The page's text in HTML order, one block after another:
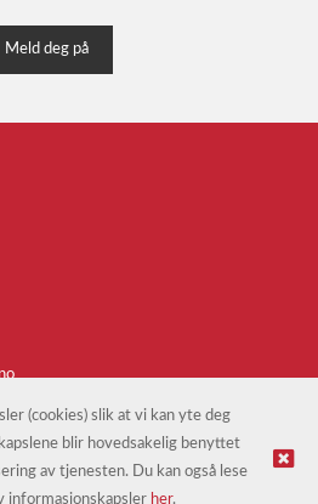
Meld deg på
| Nettbutikk levert av Kréatif
(cookies) slik at vi kan yte deg
blir hovedsakelig benyttet
av tjenesten. Du kan også lese
informasjonskapsler her.